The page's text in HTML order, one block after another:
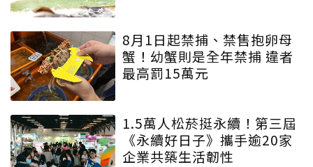
8月1日起禁捕、禁售抱卵母
蟹！幼蟹則是全年禁捕 違者
最高罰15萬元
1.5萬人松菸挺永續！第三屆
《永續好日子》攜手逾20家
企業共築生活韌性